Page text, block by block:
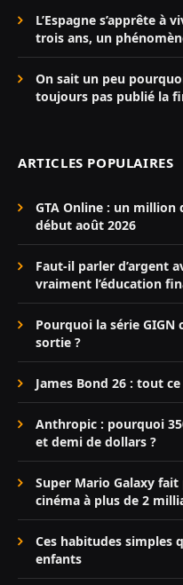
L’Espagne s’apprête à
trois ans, un
On sait un peu
toujours pas publié la
ARTICLES POPULAIRES
GTA Online : un
début août 2026
Faut-il parler d’argent
vraiment l’éducation
Pourquoi la série
sortie ?
James Bond 26 : tout
Anthropic : pourquoi
et demi de dollars ?
Super Mario Galaxy
cinéma à plus de 2
Ces habitudes simples
enfants